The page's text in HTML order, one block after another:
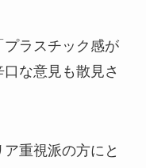
プラスチック感が
な意見も散見さ
重視派の方にと